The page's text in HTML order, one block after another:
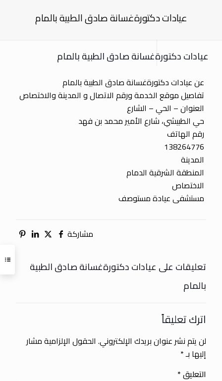
عيادات دكتورةغسانة صادق الطبية بالمام
عيادات دكتورةغسانة صادق الطبية بالمام
عن عيادات دكتورةغسانة صادق الطبية بالمام
تفاصيل موقع الخدمة ورقم الاتصال و المدينة والاختصاص
العنوان – الحي – الشارع
حي الطبيشي، شارع الأمير محمد بن فهد
رقم الهاتف
138264776
المدينة
المنطقة الشرقية الدمام
الاختصاص
مستشفى عيادة مستوصف
مشاركة
تعليقات على عيادات دكتورةغسانة صادق الطبية
بالمام
اترك تعليقاً
لن يتم نشر عنوان بريدك الإلكتروني. الحقول الإلزامية مشار
إليها بـ*
التعليق*